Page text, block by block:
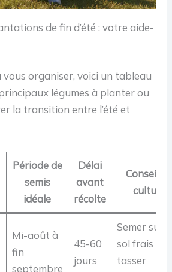
de fin d’été : votre aide-
vous organiser, voici un tableau
légumes à planter ou
la transition entre l’été et
Période de
semis
idéale
Délai
avant
récolte
Conseil
culture
Mi-août à
fin
septembre
45-60
jours
Semer sur
sol frais et
tasser